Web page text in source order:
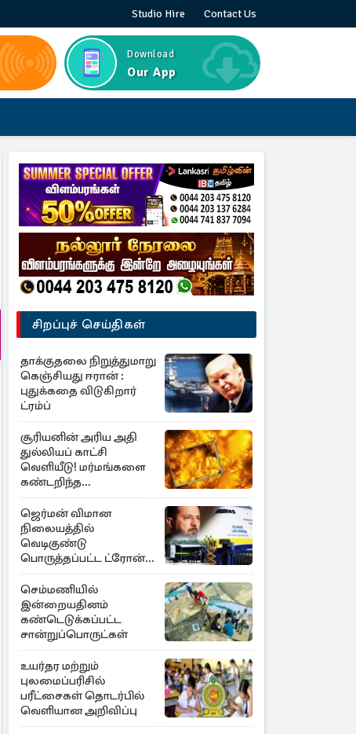
Studio Hire Contact Us
Download
Our App
சிறப்புச் செய்திகள்
தாக்குதலை நிறுத்துமாறு
கெஞ்சியது ஈரான் :
புதுக்கதை விடுகிறார்
ட்ரம்ப்
சூரியனின் அரிய அதி
துல்லியப் காட்சி
வெளியீடு! மர்மங்களை
கண்டறிந்த
விஞ்ஞானிகள்
ஜெர்மன் விமான
நிலையத்தில்
வெடிகுண்டு
பொருத்தப்பட்ட ட்ரோன்!
தப்பியது உக்ரைன்
விமானம்
செம்மணியில்
இன்றையதினம்
கண்டெடுக்கப்பட்ட
சான்றுப்பொருட்கள்
உயர்தர மற்றும்
புலமைப்பரிசில்
பரீட்சைகள் தொடர்பில்
வெளியான அறிவிப்பு